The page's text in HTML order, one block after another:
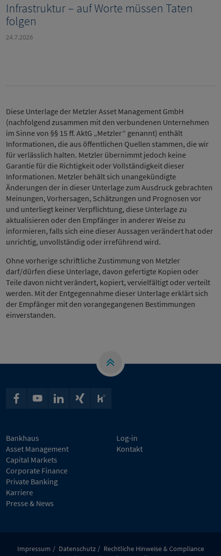
Infrastruktur – auf Worte müssen Taten
folgen
24.7.2026
Diese Unterlage der Metzler Asset Management GmbH
(nachfolgend zusammen mit den verbundenen Unternehmen
im Sinne von §§ 15 ff. AktG „Metzler“ genannt) enthält
Informationen, die aus öffentlichen Quellen stammen, die wir
für verlässlich halten. Metzler übernimmt jedoch keine
Garantie für die Richtigkeit oder Vollständigkeit dieser
Informationen. Metzler behält sich unangekündigte
Änderungen der in dieser Unterlage zum Ausdruck gebrachten
Meinungen, Vorhersagen, Schätzungen und Prognosen vor
und unterliegt keiner Verpflichtung, diese Unterlage zu
aktualisieren oder den Empfänger in anderer Weise zu
informieren, falls sich eine dieser Aussagen verändert hat oder
unrichtig, unvollständig oder irreführend wird.
Ohne vorherige schriftliche Zustimmung von Metzler
darf/dürfen diese Unterlage, davon gefertigte Kopien oder
Teile davon nicht verändert, kopiert, vervielfältigt oder verteilt
werden. Mit der Entgegennahme dieser Unterlage erklärt sich
der Empfänger mit den vorangegangenen Bestimmungen
einverstanden.
Bankhaus
Asset Management
Capital Markets
Corporate Finance
Private Banking
Karriere
Presse & News
Log-in
Kontakt
Impressum Datenschutz
Rechtliche Hinweise & Compliance